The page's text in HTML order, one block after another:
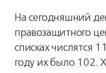
На сегодняшний
правозащитного
списках числятся
году их было 102.